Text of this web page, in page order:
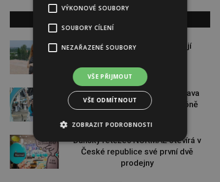
Gabriela Soukalová se nebojí
Dopřejte si na Colours of Ostrava
pauzu plnou zážitků v IQOS zóně
Dánský řetězec NORMAL otevírá v
České republice své první dvě
prodejny
VÝKONOVÉ SOUBORY
SOUBORY CÍLENÍ
NEZAŘAZENÉ SOUBORY
VŠE PŘIJMOUT
VŠE ODMÍTNOUT
ZOBRAZIT PODROBNOSTI